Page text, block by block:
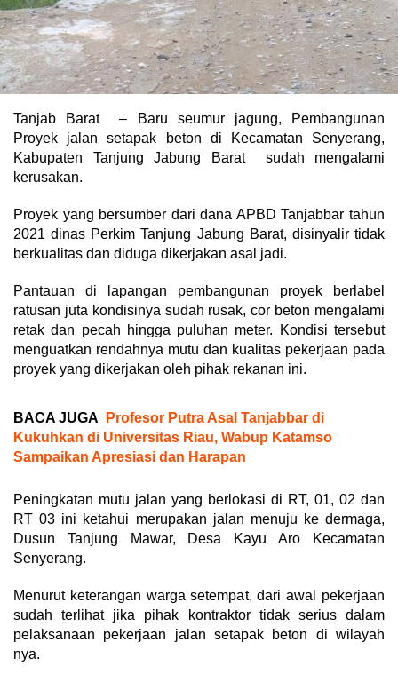
Tanjab Barat – Baru seumur jagung, Pembangunan
Proyek jalan setapak beton di Kecamatan Senyerang,
Kabupaten Tanjung Jabung Barat sudah mengalami
kerusakan.
Proyek yang bersumber dari dana APBD Tanjabbar tahun
2021 dinas Perkim Tanjung Jabung Barat, disinyalir tidak
berkualitas dan diduga dikerjakan asal jadi.
Pantauan di lapangan pembangunan proyek berlabel
ratusan juta kondisinya sudah rusak, cor beton mengalami
retak dan pecah hingga puluhan meter. Kondisi tersebut
menguatkan rendahnya mutu dan kualitas pekerjaan pada
proyek yang dikerjakan oleh pihak rekanan ini.
BACA JUGA
Profesor Putra Asal Tanjabbar di
Kukuhkan di Universitas Riau, Wabup Katamso
Sampaikan Apresiasi dan Harapan
Peningkatan mutu jalan yang berlokasi di RT, 01, 02 dan
RT 03 ini ketahui merupakan jalan menuju ke dermaga,
Dusun Tanjung Mawar, Desa Kayu Aro Kecamatan
Senyerang.
Menurut keterangan warga setempat, dari awal pekerjaan
sudah terlihat jika pihak kontraktor tidak serius dalam
pelaksanaan pekerjaan jalan setapak beton di wilayah
nya.